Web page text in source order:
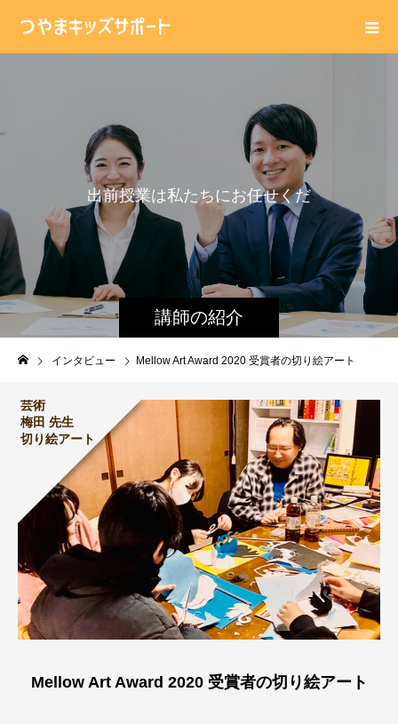
講師の紹介
前授業は私たちにお 任せください
インタビュー Mellow Art Award 2020 受賞者の切り絵アート
芸術
梅田 先生
切り絵アート
Mellow Art Award 2020 受賞者の切り絵アート